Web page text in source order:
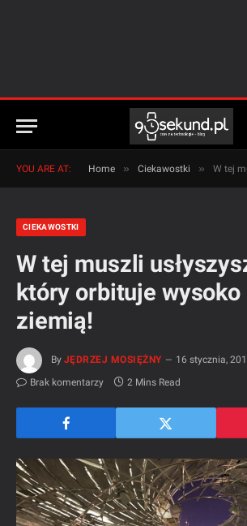
YOU ARE AT: Home » Ciekawostki » W tej muszli
CIEKAWOSTKI
W tej muszli
który orbituje wysoko
ziemią!
By JĘDRZEJ MOSIĘŻNY
16 stycznia,
Brak komentarzy
2 Mins Read